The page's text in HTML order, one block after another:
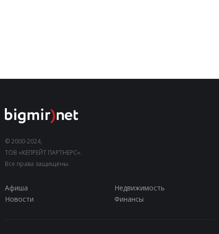
© 2000-2024,
ТОВ «КЕПРЕЙТ ПАРТНЕРС».
Все права защищены.
Афиша
Недвижимость
Новости
Финансы